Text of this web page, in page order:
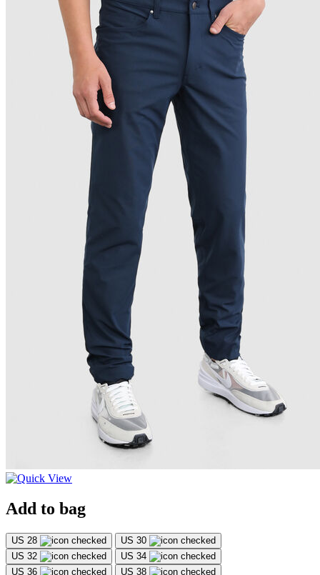
Add to bag
US 28
US 30
US 32
US 34
US 36
US 38